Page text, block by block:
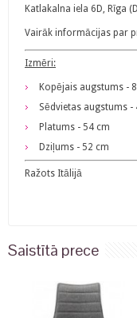
Katlakalna iela 6D, Rīga
Vairāk informācijas par
Izmēri:
Kopējais augstums -
Sēdvietas augstums -
Platums - 54 cm
Dziļums - 52 cm
Ražots Itālijā
Saistītā prece